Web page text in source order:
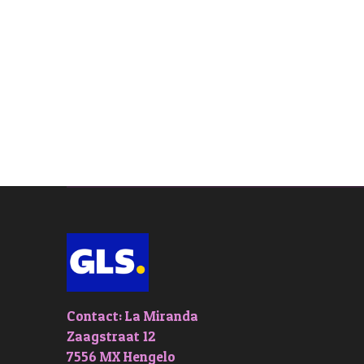
Contact: La Miranda
Zaagstraat 12
7556 MX Hengelo